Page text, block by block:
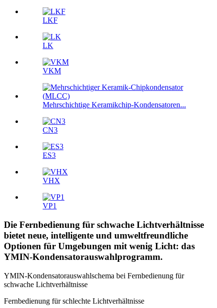
LKF
LK
VKM
Mehrschichtige Keramikchip-Kondensatoren...
CN3
ES3
VHX
VP1
Die Fernbedienung für schwache Lichtverhältnisse
bietet neue, intelligente und umweltfreundliche
Optionen für Umgebungen mit wenig Licht: das
YMIN-Kondensatorauswahlprogramm.
YMIN-Kondensatorauswahlschema bei Fernbedienung für
schwache Lichtverhältnisse
Fernbedienung für schlechte Lichtverhältnisse